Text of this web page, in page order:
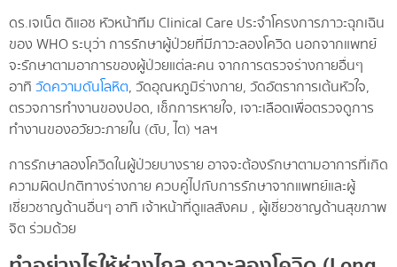
ดร.เจเน็ต ดิแอซ หัวหน้าทีม Clinical Care ประจำโครงการภาวะฉุกเฉิน
ของ WHO ระบุว่า การรักษาผู้ป่วยที่มีภาวะลองโควิด นอกจากแพทย์
จะรักษาตามอาการของผู้ป่วยแต่ละคน จากการตรวจร่างกายอื่นๆ
อาทิวัดความดันโลหิต, วัดอุณหภูมิร่างกาย, วัดอัตราการเต้นหัวใจ,
ตรวจการทำงานของปอด, เช็กการหายใจ, เจาะเลือดเพื่อตรวจดูการ
ทำงานของอวัยวะภายใน (ตับ, ไต) ฯลฯ
การรักษาลองโควิดในผู้ป่วยบางราย อาจจะต้องรักษาตามอาการที่เกิด
ความผิดปกติทางร่างกาย ควบคู่ไปกับการรักษาจากแพทย์และผู้
เชี่ยวชาญด้านอื่นๆ อาทิ เจ้าหน้าที่ดูแลสังคม , ผู้เชี่ยวชาญด้านสุขภาพ
จิต ร่วมด้วย